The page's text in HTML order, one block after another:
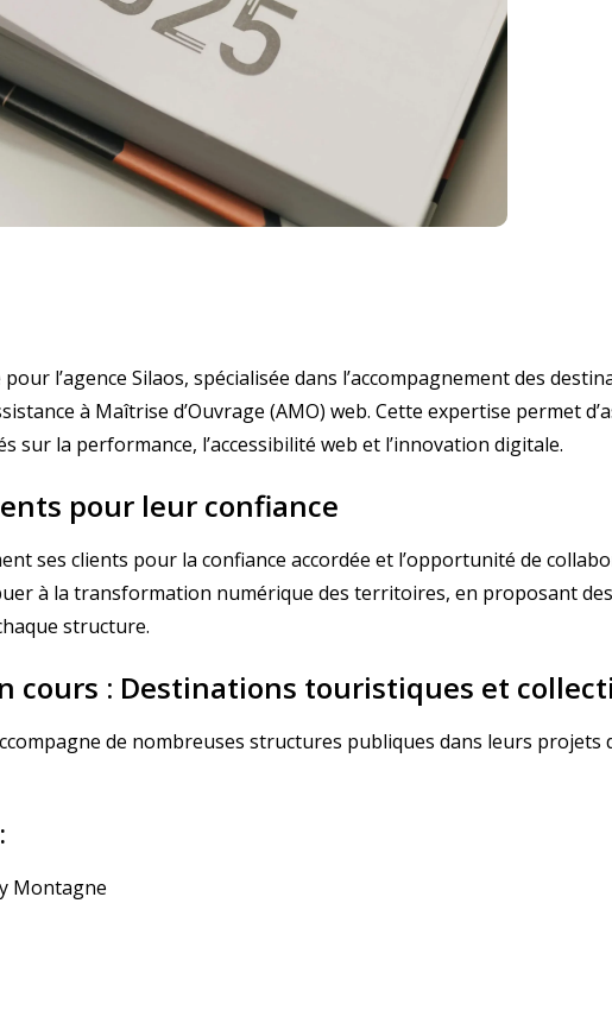
pour l’agence Silaos, spécialisée dans l’accompagnement des
à Maîtrise d’Ouvrage (AMO) web. Cette expertise permet
sur la performance, l’accessibilité web et l’innovation digitale.
pour leur confiance
ses clients pour la confiance accordée et l’opportunité de
à la transformation numérique des territoires, en proposant
structure.
cours : Destinations touristiques et
de nombreuses structures publiques dans leurs
Montagne